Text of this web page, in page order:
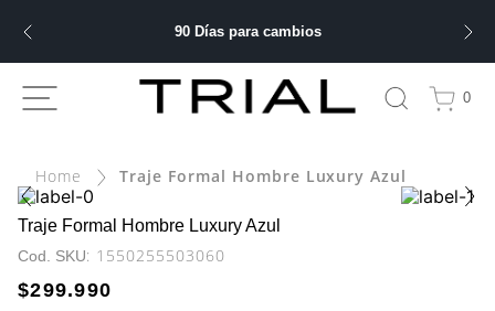
90 Días para cambios
0
Traje Formal Hombre Luxury Azul
Traje Formal Hombre Luxury Azul
: 1550255503060
$299.990
BUSCADOS